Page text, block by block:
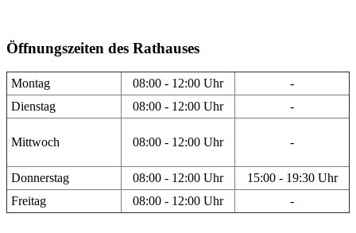
Öffnungszeiten des Rathauses
Montag 08:00 - 12:00 Uhr
-
Dienstag
08:00 - 12:00 Uhr -
Mittwoch 08:00 - 12:00 Uhr -
Donnerstag 08:00 - 12:00 Uhr
15:00 - 19:30 Uhr
Freitag
08:00 - 12:00 Uhr -